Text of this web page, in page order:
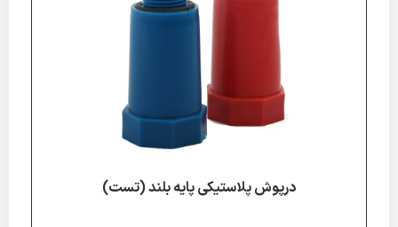
درپوش پلاستیکی پایه بلند (تست)